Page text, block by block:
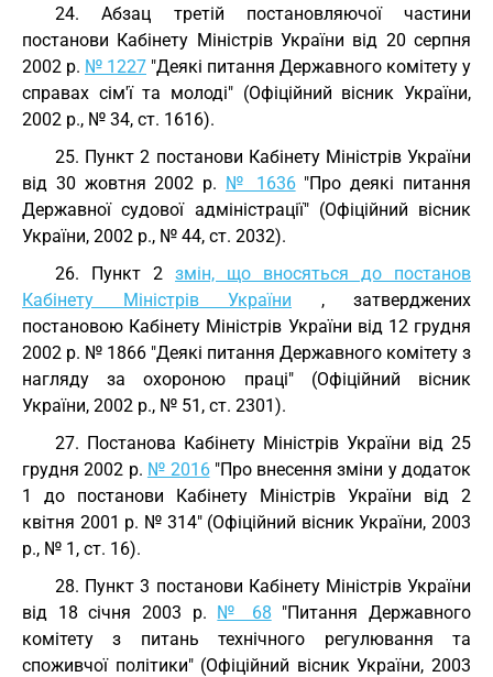
24. Абзац третій постановляючої частини
постанови Кабінету Міністрів України від 20 серпня
2002 р. № 1227 "Деякі питання Державного комітету у
справах сім'ї та молоді" (Офіційний вісник України,
2002 р., № 34, ст. 1616).
25. Пункт 2 постанови Кабінету Міністрів України
від 30 жовтня 2002 р. № 1636"Про деякі питання
Державної судової адміністрації" (Офіційний вісник
України, 2002 р., № 44, ст. 2032).
26. Пункт 2 змін, що вносяться до постанов
Кабінету Міністрів України , затверджених
постановою Кабінету Міністрів України від 12 грудня
2002 р. № 1866 "Деякі питання Державного комітету з
нагляду за охороною праці" (Офіційний вісник
України, 2002 р., № 51, ст. 2301).
27. Постанова Кабінету Міністрів України від 25
грудня 2002 р. № 2016"Про внесення зміни у додаток
1 до постанови Кабінету Міністрів України від 2
квітня 2001 р. № 314" (Офіційний вісник України, 2003
р., № 1, ст. 16).
28. Пункт 3 постанови Кабінету Міністрів України
від 18 січня 2003 р. № 68 "Питання Державного
комітету з питань технічного регулювання та
споживчої політики" (Офіційний вісник України, 2003